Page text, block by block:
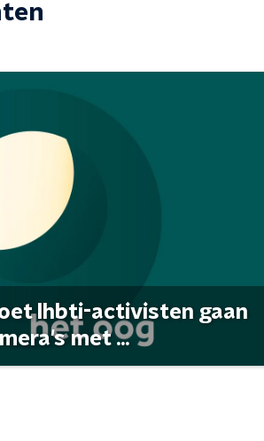
lhbti-activisten gaan
met ...